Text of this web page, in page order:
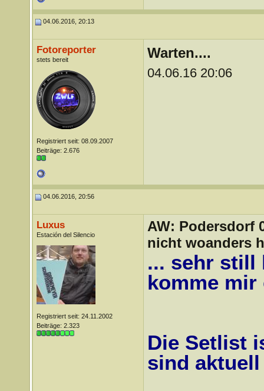
04.06.2016, 20:13
Fotoreporter
stets bereit
Registriert seit: 08.09.2007
Beiträge: 2.676
Warten....
04.06.16 20:06
04.06.2016, 20:56
Luxus
Estación del Silencio
Registriert seit: 24.11.2002
Beiträge: 2.323
AW: Podersdorf
nicht woanders
... sehr still
komme
Die Setlist
sind